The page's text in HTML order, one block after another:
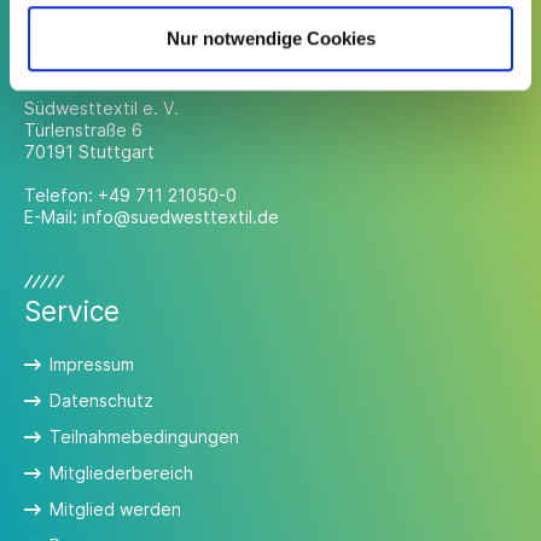
Nur notwendige Cookies
Südwesttextil e. V.
Türlenstraße 6
70191 Stuttgart
Telefon: +49 711 21050-0
E-Mail: info@suedwesttextil.de
Service
Impressum
Datenschutz
Teilnahmebedingungen
Mitgliederbereich
Mitglied werden